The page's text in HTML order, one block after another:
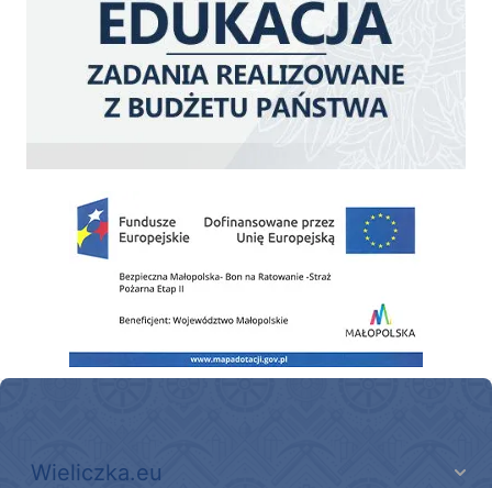
Zakup fabrycznie nowego, średniego samochodu ratowniczo-gaśniczego z
Wieliczka.eu